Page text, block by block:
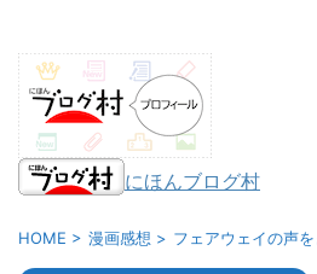
にほんブログ村
HOME > 漫画感想 > フェアウェイの声